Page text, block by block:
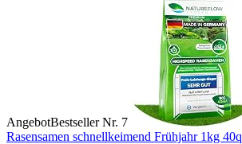
AngebotBestseller Nr. 7
Rasensamen schnellkeimend Frühjahr 1kg